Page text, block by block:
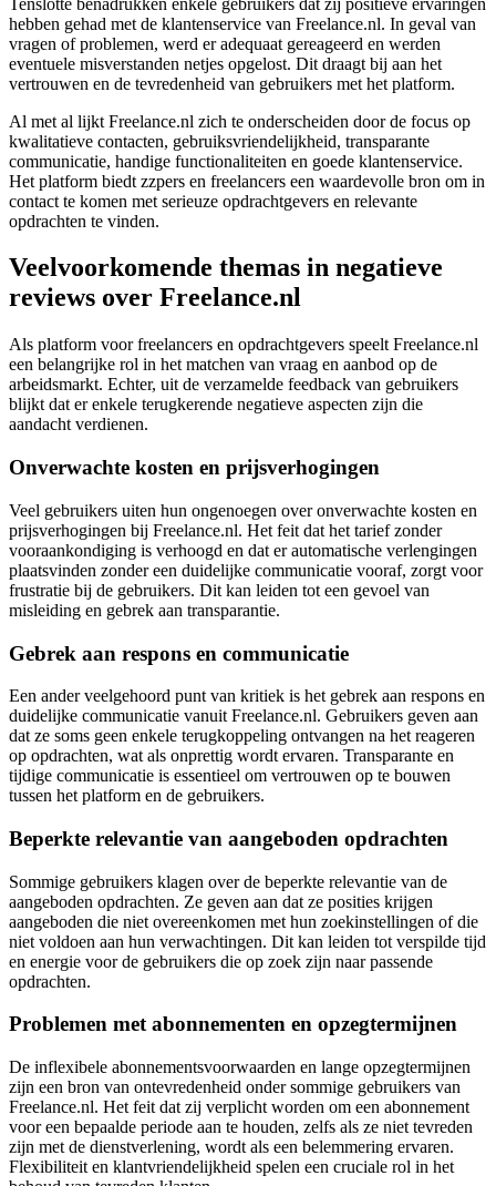
hebben gehad met de klantenservice van Freelance.nl. In geval van
vragen of problemen, werd er adequaat gereageerd en werden
eventuele misverstanden netjes opgelost. Dit draagt bij aan het
vertrouwen en de tevredenheid van gebruikers met het platform.
Al met al lijkt Freelance.nl zich te onderscheiden door de focus op
kwalitatieve contacten, gebruiksvriendelijkheid, transparante
communicatie, handige functionaliteiten en goede klantenservice.
Het platform biedt zzpers en freelancers een waardevolle bron om in
contact te komen met serieuze opdrachtgevers en relevante
opdrachten te vinden.
Veelvoorkomende themas in negatieve
reviews over Freelance.nl
Als platform voor freelancers en opdrachtgevers speelt Freelance.nl
een belangrijke rol in het matchen van vraag en aanbod op de
arbeidsmarkt. Echter, uit de verzamelde feedback van gebruikers
blijkt dat er enkele terugkerende negatieve aspecten zijn die
aandacht verdienen.
Onverwachte kosten en prijsverhogingen
Veel gebruikers uiten hun ongenoegen over onverwachte kosten en
prijsverhogingen bij Freelance.nl. Het feit dat het tarief zonder
vooraankondiging is verhoogd en dat er automatische verlengingen
plaatsvinden zonder een duidelijke communicatie vooraf, zorgt voor
frustratie bij de gebruikers. Dit kan leiden tot een gevoel van
misleiding en gebrek aan transparantie.
Gebrek aan respons en communicatie
Een ander veelgehoord punt van kritiek is het gebrek aan respons en
duidelijke communicatie vanuit Freelance.nl. Gebruikers geven aan
dat ze soms geen enkele terugkoppeling ontvangen na het reageren
op opdrachten, wat als onprettig wordt ervaren. Transparante en
tijdige communicatie is essentieel om vertrouwen op te bouwen
tussen het platform en de gebruikers.
Beperkte relevantie van aangeboden opdrachten
Sommige gebruikers klagen over de beperkte relevantie van de
aangeboden opdrachten. Ze geven aan dat ze posities krijgen
aangeboden die niet overeenkomen met hun zoekinstellingen of die
niet voldoen aan hun verwachtingen. Dit kan leiden tot verspilde tijd
en energie voor de gebruikers die op zoek zijn naar passende
opdrachten.
Problemen met abonnementen en opzegtermijnen
De inflexibele abonnementsvoorwaarden en lange opzegtermijnen
zijn een bron van ontevredenheid onder sommige gebruikers van
Freelance.nl. Het feit dat zij verplicht worden om een abonnement
voor een bepaalde periode aan te houden, zelfs als ze niet tevreden
zijn met de dienstverlening, wordt als een belemmering ervaren.
Flexibiliteit en klantvriendelijkheid spelen een cruciale rol in het